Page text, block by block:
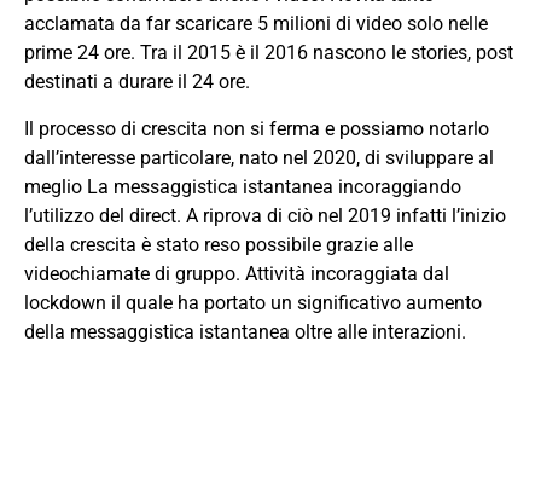
acclamata da far scaricare 5 milioni di video solo nelle
prime 24 ore. Tra il 2015 è il 2016 nascono le stories, post
destinati a durare il 24 ore.
Il processo di crescita non si ferma e possiamo notarlo
dall’interesse particolare, nato nel 2020, di sviluppare al
meglio La messaggistica istantanea incoraggiando
l’utilizzo del direct. A riprova di ciò nel 2019 infatti l’inizio
della crescita è stato reso possibile grazie alle
videochiamate di gruppo. Attività incoraggiata dal
lockdown il quale ha portato un significativo aumento
della messaggistica istantanea oltre alle interazioni.